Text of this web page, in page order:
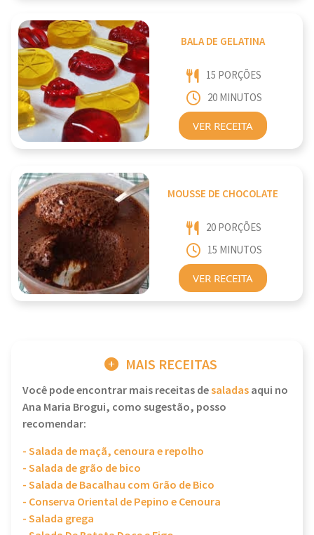
BALA DE GELATINA
15 PORÇÕES
20 MINUTOS
VER RECEITA
MOUSSE DE CHOCOLATE
20 PORÇÕES
15 MINUTOS
VER RECEITA
MAIS RECEITAS
Você pode encontrar mais receitas desaladasaqui no
Ana Maria Brogui, como sugestão, posso
recomendar:
- Salada de maçã, cenoura e repolho
- Salada de grão de bico
- Salada de Bacalhau com Grão de Bico
- Conserva Oriental de Pepino e Cenoura
- Salada grega